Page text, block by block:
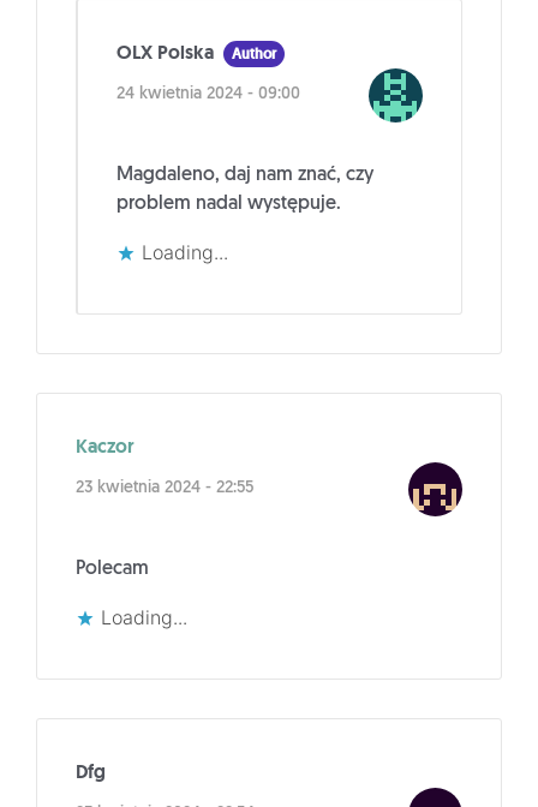
OLX Polska Author
24 kwietnia 2024 - 09:00
Magdaleno, daj nam znać, czy
problem nadal występuje.
Loading...
Kaczor
23 kwietnia 2024 - 22:55
Polecam
Loading...
Dfg